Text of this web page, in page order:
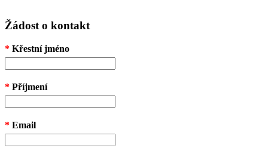
Žádost o kontakt
* Křestní jméno
* Příjmení
* Email